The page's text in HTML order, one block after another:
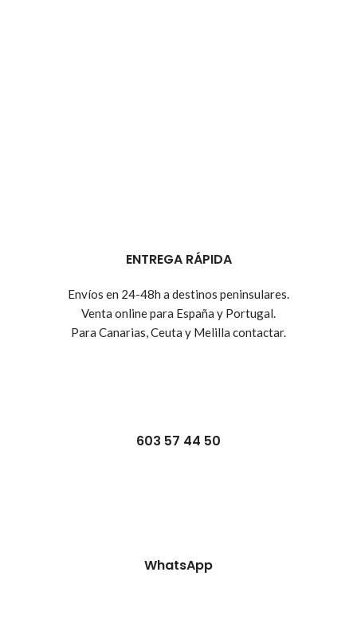
ENTREGA RÁPIDA
Envíos en 24-48h a destinos peninsulares.
Venta online para España y Portugal.
Para Canarias, Ceuta y Melilla contactar.
603 57 44 50
WhatsApp